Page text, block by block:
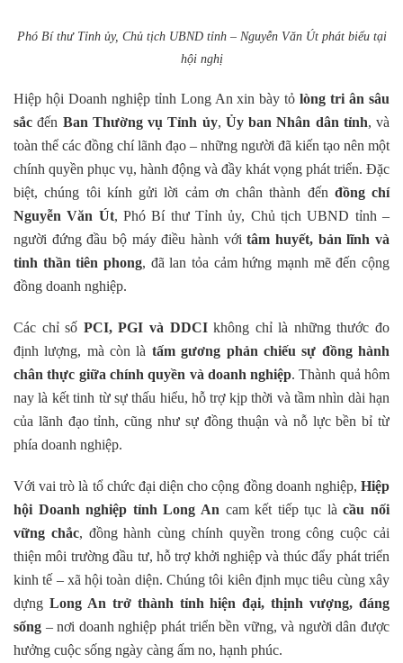
Phó Bí thư Tỉnh ủy, Chủ tịch UBND tỉnh – Nguyễn Văn Út phát biểu tại
hội nghị
Hiệp hội Doanh nghiệp tỉnh Long An xin bày tỏlòng tri ân sâu
sắc đến Ban Thường vụ Tỉnh ủy, Ủy ban Nhân dân tỉnh, và
toàn thể các đồng chí lãnh đạo – những người đã kiến tạo nên một
chính quyền phục vụ, hành động và đầy khát vọng phát triển. Đặc
biệt, chúng tôi kính gửi lời cảm ơn chân thành đến đồng chí
Nguyễn Văn Út, Phó Bí thư Tỉnh ủy, Chủ tịch UBND tỉnh –
người đứng đầu bộ máy điều hành vớitâm huyết, bản lĩnh và
tinh thần tiên phong, đã lan tỏa cảm hứng mạnh mẽ đến cộng
đồng doanh nghiệp.
Các chỉ số PCI, PGI và DDCIkhông chỉ là những thước đo
định lượng, mà còn là tấm gương phản chiếu sự đồng hành
chân thực giữa chính quyền và doanh nghiệp. Thành quả hôm
nay là kết tinh từ sự thấu hiểu, hỗ trợ kịp thời và tầm nhìn dài hạn
của lãnh đạo tỉnh, cũng như sự đồng thuận và nỗ lực bền bỉ từ
phía doanh nghiệp.
Với vai trò là tổ chức đại diện cho cộng đồng doanh nghiệp, Hiệp
hội Doanh nghiệp tỉnh Long An cam kết tiếp tục làcầu nối
vững chắc, đồng hành cùng chính quyền trong công cuộc cải
thiện môi trường đầu tư, hỗ trợ khởi nghiệp và thúc đẩy phát triển
kinh tế – xã hội toàn diện. Chúng tôi kiên định mục tiêu cùng xây
dựng Long An trở thành tỉnh hiện đại, thịnh vượng, đáng
sống – nơi doanh nghiệp phát triển bền vững, và người dân được
hưởng cuộc sống ngày càng ấm no, hạnh phúc.